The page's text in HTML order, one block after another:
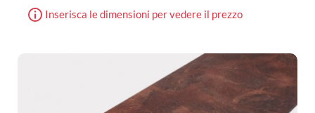
Inserisca le dimensioni per vedere il prezzo